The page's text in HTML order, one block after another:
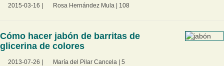
2015-03-16 Rosa Hernández Mula 108
Cómo hacer jabón de barritas de
glicerina de colores
2013-07-26 María del Pilar Cancela 5